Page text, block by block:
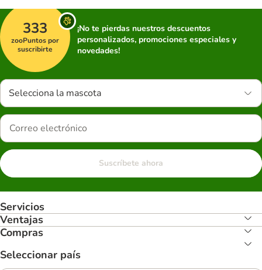
333
zooPuntos por
suscribirte
¡No te pierdas nuestros descuentos
personalizados, promociones especiales y
novedades!
Selecciona la mascota
Suscríbete ahora
Servicios
Ventajas
Compras
Seleccionar país